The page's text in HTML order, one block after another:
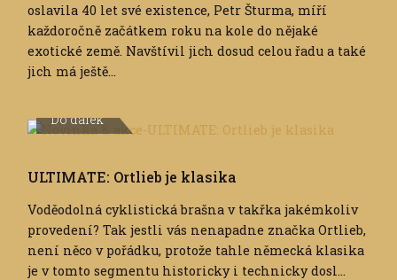
oslavila 40 let své existence, Petr Šturma, míří
každoročně začátkem roku na kole do nějaké
exotické země. Navštívil jich dosud celou řadu a také
jich má ještě...
Do dálek
ULTIMATE: Ortlieb je klasika
Voděodolná cyklistická brašna v takřka jakémkoliv
provedení? Tak jestli vás nenapadne značka Ortlieb,
není něco v pořádku, protože tahle německá klasika
je v tomto segmentu historicky i technicky dosl...